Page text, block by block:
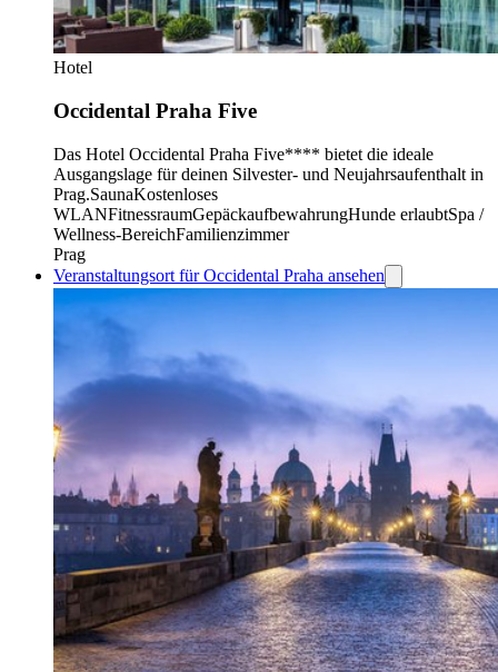
Hotel
Occidental Praha Five
Das Hotel Occidental Praha Five**** bietet die ideale
Ausgangslage für deinen Silvester- und Neujahrsaufenthalt in
Prag.SaunaKostenloses
WLANFitnessraumGepäckaufbewahrungHunde erlaubtSpa /
Wellness-BereichFamilienzimmer
Prag
Veranstaltungsort für Occidental Praha ansehen